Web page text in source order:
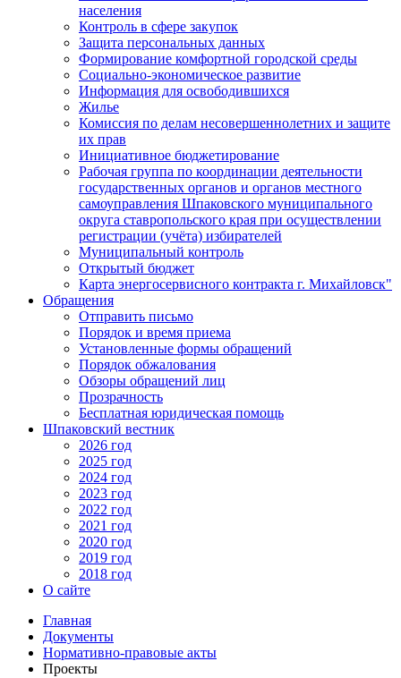
населения
Контроль в сфере закупок
Защита персональных данных
Формирование комфортной городской среды
Социально-экономическое развитие
Информация для освободившихся
Жилье
Комиссия по делам несовершеннолетних и защите
их прав
Инициативное бюджетирование
Рабочая группа по координации деятельности
государственных органов и органов местного
самоуправления Шпаковского муниципального
округа ставропольского края при осуществлении
регистрации (учёта) избирателей
Муниципальный контроль
Открытый бюджет
Карта энергосервисного контракта г. Михайловск"
Обращения
Отправить письмо
Порядок и время приема
Установленные формы обращений
Порядок обжалования
Обзоры обращений лиц
Прозрачность
Бесплатная юридическая помощь
Шпаковский вестник
2026 год
2025 год
2024 год
2023 год
2022 год
2021 год
2020 год
2019 год
2018 год
О сайте
Главная
Документы
Нормативно-правовые акты
Проекты